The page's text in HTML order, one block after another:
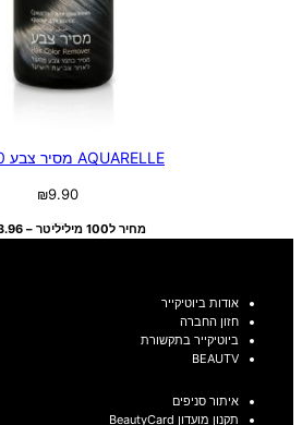
AQUARELLE מסיר צבע 250 מ'ל
₪9.90
מחיר ל100 מיליליטר – 3.96 ש"ח
אודות ביוטיקייר
חזון החברה
ביוטיקייר בתקשורת
BEAUTV
איתור סניפים
תקנון מועדון BeautyCard